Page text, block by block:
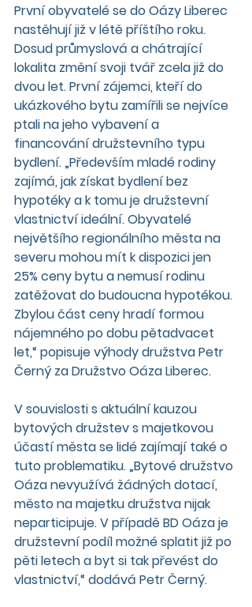
První obyvatelé se do Oázy Liberec
nastěhují již v létě příštího roku.
Dosud průmyslová a chátrající
lokalita změní svoji tvář zcela již do
dvou let. První zájemci, kteří do
ukázkového bytu zamířili se nejvíce
ptali na jeho vybavení a
financování družstevního typu
bydlení. „Především mladé rodiny
zajímá, jak získat bydlení bez
hypotéky a k tomu je družstevní
vlastnictví ideální. Obyvatelé
největšího regionálního města na
severu mohou mít k dispozici jen
25% ceny bytu a nemusí rodinu
zatěžovat do budoucna hypotékou.
Zbylou část ceny hradí formou
nájemného po dobu pětadvacet
let,“ popisuje výhody družstva Petr
Černý za Družstvo Oáza Liberec.
V souvislosti s aktuální kauzou
bytových družstev s majetkovou
účastí města se lidé zajímají také o
tuto problematiku. „Bytové družstvo
Oáza nevyužívá žádných dotací,
město na majetku družstva nijak
neparticipuje. V případě BD Oáza je
družstevní podíl možné splatit již po
pěti letech a byt si tak převést do
vlastnictví,“ dodává Petr Černý.